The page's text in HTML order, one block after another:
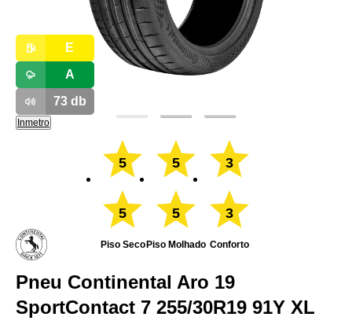
E
A
73db
Inmetro
5
5
Piso Seco
5
5
Piso Molhado
3
3
Conforto
Pneu Continental Aro 19
SportContact 7 255/30R19 91Y XL